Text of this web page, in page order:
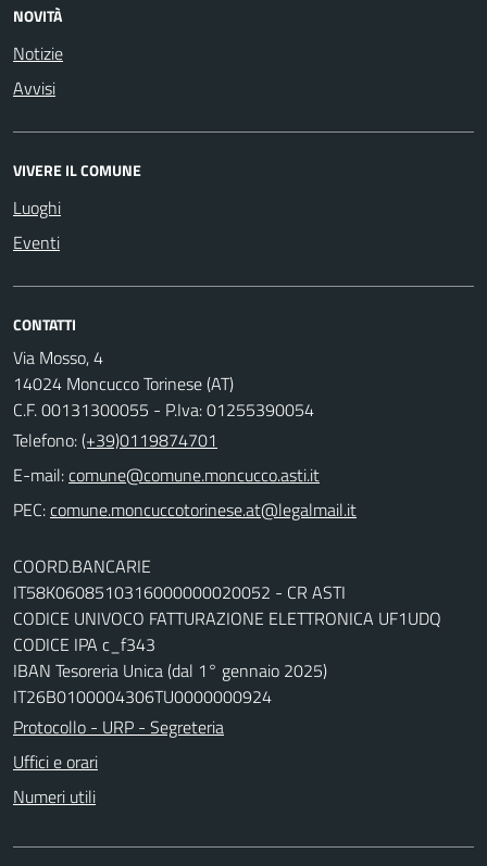
NOVITÀ
Notizie
Avvisi
VIVERE IL COMUNE
Luoghi
Eventi
CONTATTI
Via Mosso, 4
14024 Moncucco Torinese (AT)
C.F. 00131300055 - P.Iva: 01255390054
Telefono:(+39)0119874701
E-mail:comune@comune.moncucco.asti.it
PEC:comune.moncuccotorinese.at@legalmail.it
COORD.BANCARIE
IT58K0608510316000000020052 - CR ASTI
CODICE UNIVOCO FATTURAZIONE ELETTRONICA UF1UDQ
CODICE IPA c_f343
IBAN Tesoreria Unica (dal 1° gennaio 2025)
IT26B0100004306TU0000000924
Protocollo - URP - Segreteria
Uffici e orari
Numeri utili